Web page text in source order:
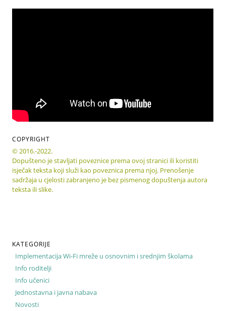
COPYRIGHT
© 2016.-2022.
Dopušteno je stavljati poveznice prema ovoj stranici ili koristiti
isječak teksta koji služi kao poveznica prema njoj. Prenošenje
sadržaja u cjelosti zabranjeno je bez pismenog dopuštenja autora
teksta ili slike.
KATEGORIJE
Implementacija Wi-Fi mreže u osnovnim i srednjim školama
Info roditelji
Info učenici
Jednostavna i javna nabava
Novosti